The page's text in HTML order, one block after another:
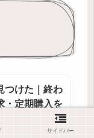
つけた｜終わ
・定期購入を
た時に、現在のサイドバー